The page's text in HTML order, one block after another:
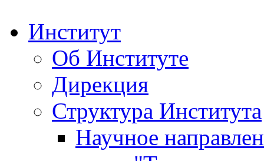
Институт
Об Институте
Дирекция
Структура Института
Научное